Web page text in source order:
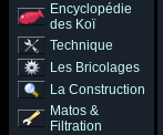
Encyclopédie
des Koï
Technique
Les Bricolages
La Construction
Matos &
Filtration